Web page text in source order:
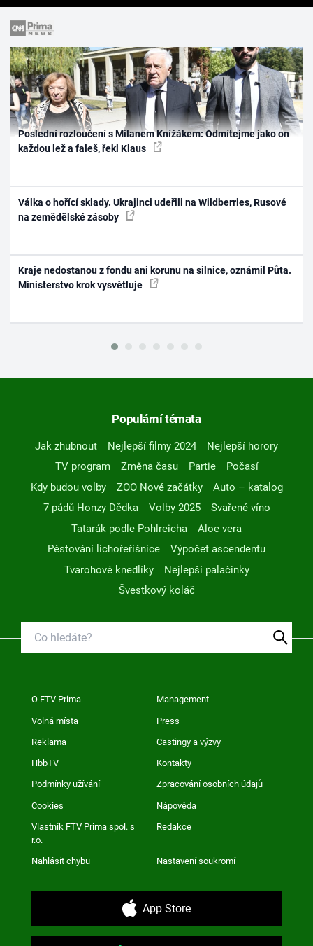
Poslední rozloučení s Milanem Knížákem: Odmítejme jako on
každou lež a faleš, řekl Klaus
Válka o hořící sklady. Ukrajinci udeřili na Wildberries, Rusové
na zemědělské zásoby
Kraje nedostanou z fondu ani korunu na silnice, oznámil Půta.
Ministerstvo krok vysvětluje
Populární témata
Jak zhubnout Nejlepší filmy 2024
Nejlepší horory
TV program
Změna času Partie
Počasí
Kdy budou volby
ZOO Nové začátky
Auto – katalog
7 pádů Honzy Dědka
Volby 2025
Svařené víno
Tatarák podle Pohlreicha
Aloe vera
Pěstování lichořeřišnice
Výpočet ascendentu
Tvarohové knedlíky
Nejlepší palačinky
Švestkový koláč
O FTV Prima Management
Volná místa Press
Reklama Castingy a výzvy
HbbTV Kontakty
Podmínky užívání Zpracování osobních údajů
Cookies Nápověda
Vlastník FTV Prima spol. s
r.o.
Redakce
Nahlásit chybu Nastavení soukromí
App Store